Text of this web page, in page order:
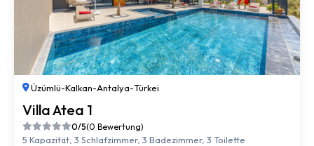
Üzümlü-Kalkan-Antalya-Türkei
Villa Atea 1
0/5(0 Bewertung)
5 Kapazität, 3 Schlafzimmer, 3 Badezimmer, 3 Toilette